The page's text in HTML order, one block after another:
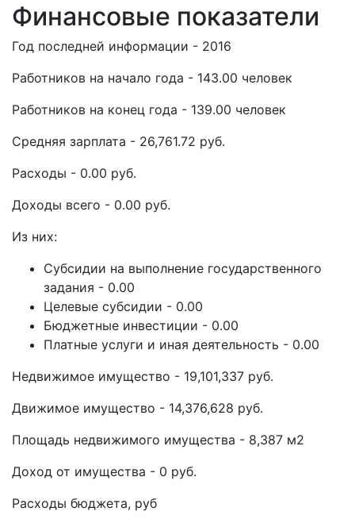
Финансовые показатели
Год последней информации - 2016
Работников на начало года - 143.00 человек
Работников на конец года - 139.00 человек
Средняя зарплата - 26,761.72 руб.
Расходы - 0.00 руб.
Доходы всего - 0.00 руб.
Из них:
Субсидии на выполнение государственного
задания - 0.00
Целевые субсидии - 0.00
Бюджетные инвестиции - 0.00
Платные услуги и иная деятельность - 0.00
Недвижимое имущество - 19,101,337 руб.
Движимое имущество - 14,376,628 руб.
Площадь недвижимого имущества - 8,387 м2
Доход от имущества - 0 руб.
Расходы бюджета, руб